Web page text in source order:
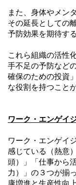
また、身体やメン
その延長としての
予防効果を期待す
これら組織の活性
手不足の予防など
確保のための投資
な役割を持つこと
ワーク・エンゲイ
ワーク・エンゲイ
感じている（熱意
頭）」「仕事から
力）」の３つが揃